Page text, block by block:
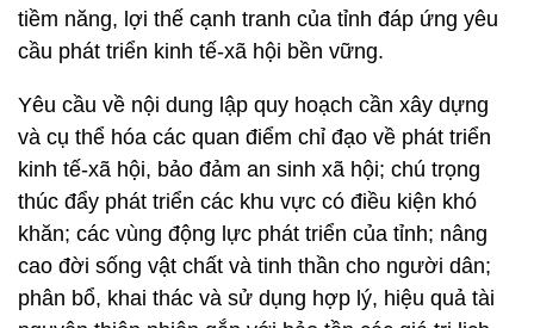
tiềm năng, lợi thế cạnh tranh của tỉnh đáp ứng yêu
cầu phát triển kinh tế-xã hội bền vững.
Yêu cầu về nội dung lập quy hoạch cần xây dựng
và cụ thể hóa các quan điểm chỉ đạo về phát triển
kinh tế-xã hội, bảo đảm an sinh xã hội; chú trọng
thúc đẩy phát triển các khu vực có điều kiện khó
khăn; các vùng động lực phát triển của tỉnh; nâng
cao đời sống vật chất và tinh thần cho người dân;
phân bổ, khai thác và sử dụng hợp lý, hiệu quả tài